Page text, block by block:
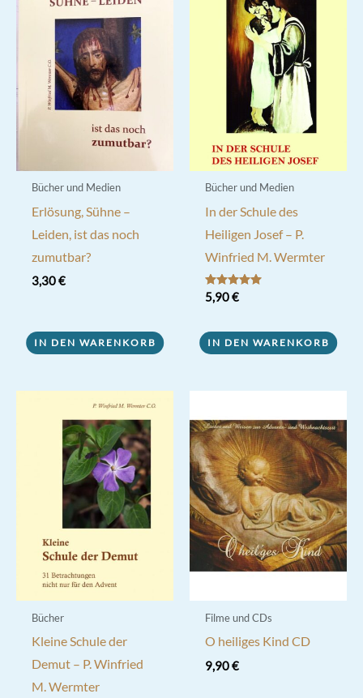
Bücher und Medien
Erlösung, Sühne –
Leiden, ist das noch
zumutbar?
3,30€
IN DEN WARENKORB
Bücher und Medien
In der Schule des
Heiligen Josef – P.
Winfried M. Wermter
Bewertet mit
5.00
5,90€
IN DEN WARENKORB
Bücher
Kleine Schule der
Demut – P. Winfried
M. Wermter
Filme und CDs
O heiliges Kind CD
9,90€